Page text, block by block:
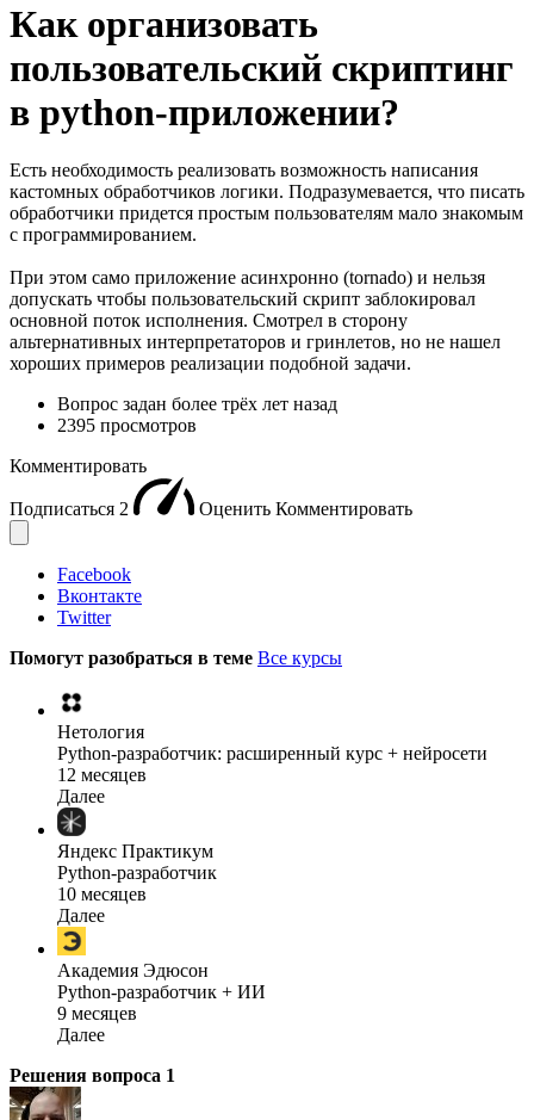
Как организовать
пользовательский скриптинг
в python-приложении?
Есть необходимость реализовать возможность написания
кастомных обработчиков логики. Подразумевается, что писать
обработчики придется простым пользователям мало знакомым
с программированием.
При этом само приложение асинхронно (tornado) и нельзя
допускать чтобы пользовательский скрипт заблокировал
основной поток исполнения. Смотрел в сторону
альтернативных интерпретаторов и гринлетов, но не нашел
хороших примеров реализации подобной задачи.
Вопрос задан более трёх лет назад
2395 просмотров
Комментировать
Подписаться 2 Оценить Комментировать
Facebook
Вконтакте
Twitter
Помогут разобраться в теме Все курсы
Нетология
Python-разработчик: расширенный курс + нейросети
12 месяцев
Далее
Яндекс Практикум
Python-разработчик
10 месяцев
Далее
Академия Эдюсон
Python-разработчик + ИИ
9 месяцев
Далее
Решения вопроса 1